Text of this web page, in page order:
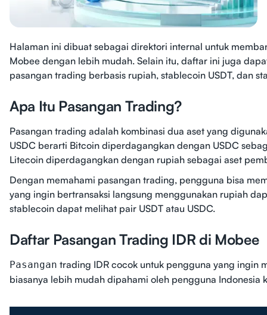
Halaman ini dibuat sebagai direktori internal untuk
Mobee dengan lebih mudah. Selain itu, daftar ini juga
pasangan trading berbasis rupiah, stablecoin USDT, dan
Apa Itu Pasangan Trading?
Pasangan trading adalah kombinasi dua aset yang
USDC berarti Bitcoin diperdagangkan dengan USDC
Litecoin diperdagangkan dengan rupiah sebagai aset
Dengan memahami pasangan trading, pengguna bisa
yang ingin bertransaksi langsung menggunakan rupiah
stablecoin dapat melihat pair USDT atau USDC.
Daftar Pasangan Trading IDR di Mobee
Pasangan trading IDR cocok untuk pengguna yang ingin
biasanya lebih mudah dipahami oleh pengguna